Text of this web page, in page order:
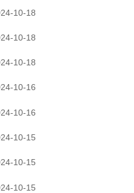
10-18
10-18
10-18
10-16
10-16
10-15
10-15
10-15